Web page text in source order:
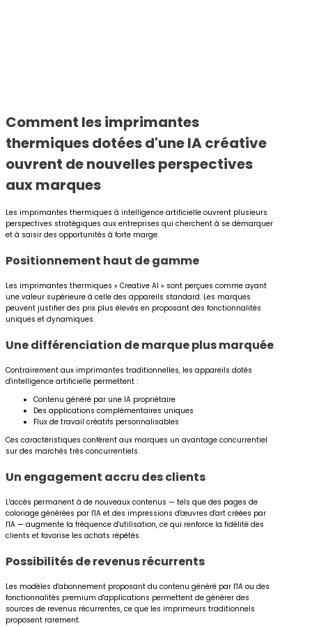
Comment les imprimantes
thermiques dotées d'une IA créative
ouvrent de nouvelles perspectives
aux marques
Les imprimantes thermiques à intelligence artificielle ouvrent plusieurs
perspectives stratégiques aux entreprises qui cherchent à se démarquer
et à saisir des opportunités à forte marge.
Positionnement haut de gamme
Les imprimantes thermiques « Creative AI » sont perçues comme ayant
une valeur supérieure à celle des appareils standard. Les marques
peuvent justifier des prix plus élevés en proposant des fonctionnalités
uniques et dynamiques.
Une différenciation de marque plus marquée
Contrairement aux imprimantes traditionnelles, les appareils dotés
d'intelligence artificielle permettent :
Contenu généré par une IA propriétaire
Des applications complémentaires uniques
Flux de travail créatifs personnalisables
Ces caractéristiques confèrent aux marques un avantage concurrentiel
sur des marchés très concurrentiels.
Un engagement accru des clients
L'accès permanent à de nouveaux contenus — tels que des pages de
coloriage générées par l'IA et des impressions d'œuvres d'art créées par
l'IA — augmente la fréquence d'utilisation, ce qui renforce la fidélité des
clients et favorise les achats répétés.
Possibilités de revenus récurrents
Les modèles d'abonnement proposant du contenu généré par l'IA ou des
fonctionnalités premium d'applications permettent de générer des
sources de revenus récurrentes, ce que les imprimeurs traditionnels
proposent rarement.